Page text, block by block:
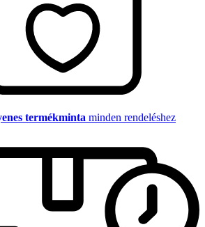
termékminta minden rendeléshez